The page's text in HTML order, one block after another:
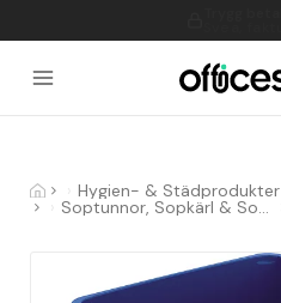
Hygien- & Städprodukter
Soptunnor, Sopkärl & Sopsorteringskärl